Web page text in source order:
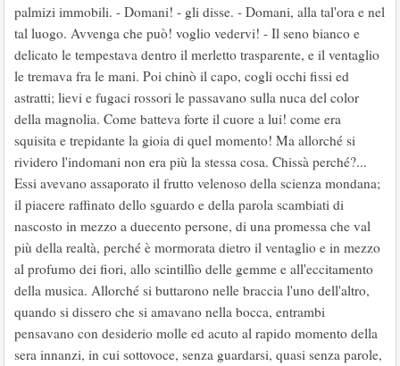
palmizi immobili. - Domani! - gli disse. - Domani, alla tal'ora e nel
tal luogo. Avvenga che può! voglio vedervi! - Il seno bianco e
delicato le tempestava dentro il merletto trasparente, e il ventaglio
le tremava fra le mani. Poi chinò il capo, cogli occhi fissi ed
astratti; lievi e fugaci rossori le passavano sulla nuca del color
della magnolia. Come batteva forte il cuore a lui! come era
squisita e trepidante la gioia di quel momento! Ma allorché si
rividero l'indomani non era più la stessa cosa. Chissà perché?...
Essi avevano assaporato il frutto velenoso della scienza mondana;
il piacere raffinato dello sguardo e della parola scambiati di
nascosto in mezzo a duecento persone, di una promessa che val
più della realtà, perché è mormorata dietro il ventaglio e in mezzo
al profumo dei fiori, allo scintillìo delle gemme e all'eccitamento
della musica. Allorché si buttarono nelle braccia l'uno dell'altro,
quando si dissero che si amavano nella bocca, entrambi
pensavano con desiderio molle ed acuto al rapido momento della
sera innanzi, in cui sottovoce, senza guardarsi, quasi senza parole,